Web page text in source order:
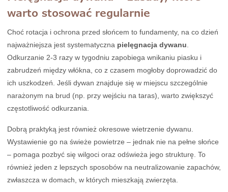
warto stosować regularnie
Choć rotacja i ochrona przed słońcem to fundamenty, na co dzień
najważniejsza jest systematyczna pielęgnacja dywanu
Odkurzanie 2-3 razy w tygodniu zapobiega wnikaniu piasku i
zabrudzeń między włókna, co z czasem mogłoby doprowadzić do
ich uszkodzeń. Jeśli dywan znajduje się w miejscu szczególnie
narażonym na brud (np. przy wejściu na taras), warto zwiększyć
częstotliwość odkurzania.
Dobrą praktyką jest również okresowe wietrzenie dywanu.
Wystawienie go na świeże powietrze – jednak nie na pełne słońce
– pomaga pozbyć się wilgoci oraz odświeża jego strukturę. To
również jeden z lepszych sposobów na neutralizowanie zapachów,
zwłaszcza w domach, w których mieszkają zwierzęta.